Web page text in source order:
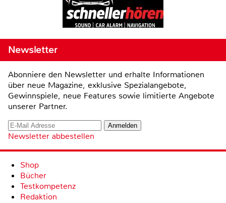
Newsletter
Abonniere den Newsletter und erhalte Informationen
über neue Magazine, exklusive Spezialangebote,
Gewinnspiele, neue Features sowie limitierte Angebote
unserer Partner.
Newsletter abbestellen
Shop
Bücher
Testkompetenz
Redaktion